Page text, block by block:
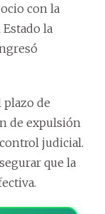
con la
la
de
de expulsión
judicial.
que la